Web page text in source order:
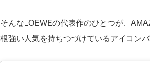
そんなLOEWEの代表作のひとつが、
根強い人気を持ちつづけているアイコンバ